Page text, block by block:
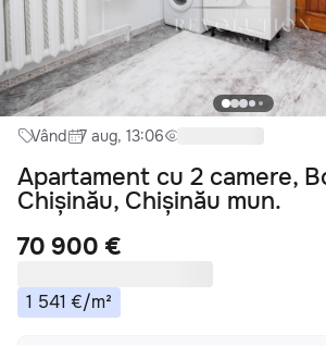
Vând 7 aug, 13:06
Apartament cu 2 camere,
Chișinău, Chișinău mun.
70 900 €
1 541 €/m²